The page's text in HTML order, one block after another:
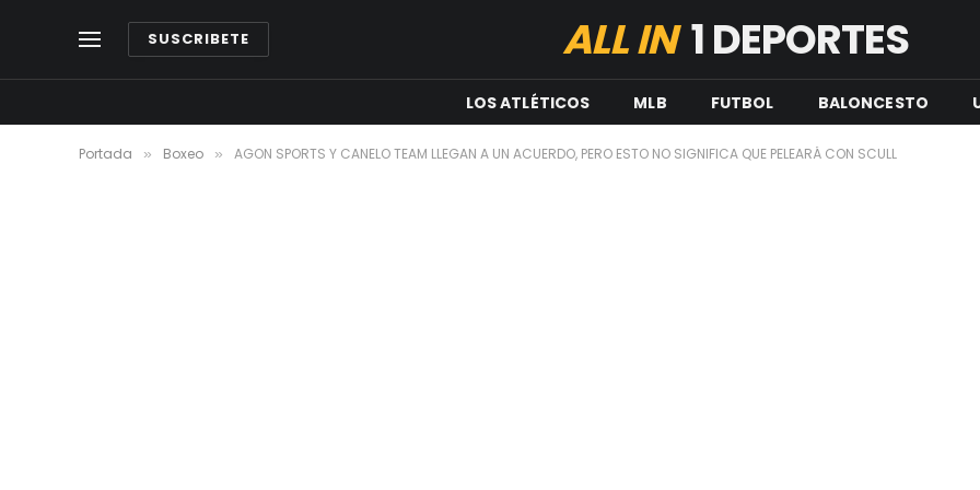
SUSCRIBETE ALL IN1 DEPORTES
LOS ATLÉTICOS MLB FUTBOL BALONCESTO
Portada » Boxeo » AGON SPORTS Y CANELO TEAM LLEGAN A UN ACUERDO, PERO ESTO NO SIGNIFICA QUE PELEARÁ CON SCULL